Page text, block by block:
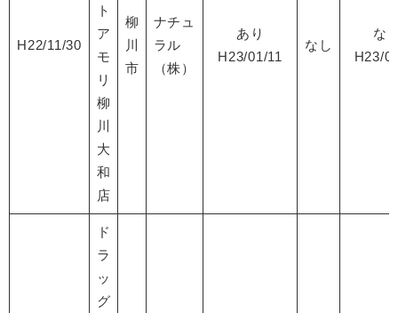
H22/11/30
ト
ア
モ
リ
柳
川
大
和
店
柳
川
市
ナチュ
ラル
（株）
あり
H23/01/11
なし
な
H23/
ド
ラ
ッ
グ